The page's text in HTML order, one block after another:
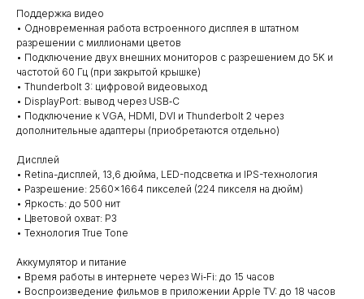
Поддержка видео
• Одновременная работа встроенного дисплея в штатном
разрешении с миллионами цветов
• Подключение двух внешних мониторов с разрешением до 5K и
частотой 60 Гц (при закрытой крышке)
• Thunderbolt 3: цифровой видеовыход
• DisplayPort: вывод через USB‑C
• Подключение к VGA, HDMI, DVI и Thunderbolt 2 через
дополнительные адаптеры (приобретаются отдельно)
Дисплей
• Retina-дисплей, 13,6 дюйма, LED-подсветка и IPS-технология
• Разрешение: 2560×1664 пикселей (224 пикселя на дюйм)
• Яркость: до 500 нит
• Цветовой охват: P3
• Технология True Tone
Аккумулятор и питание
• Время работы в интернете через Wi‑Fi: до 15 часов
• Воспроизведение фильмов в приложении Apple TV: до 18 часов